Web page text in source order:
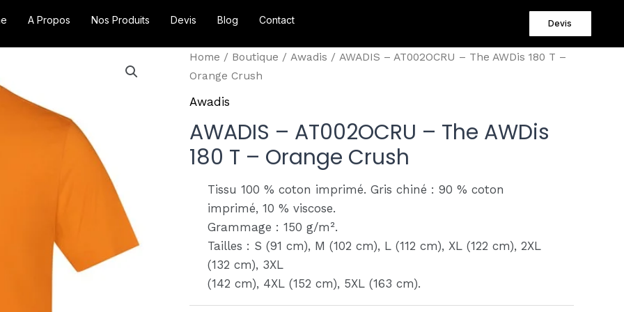
A Propos Nos Produits Devis Blog Contact Devis
Home / Boutique / Awadis / AWADIS – AT002OCRU – The AWDis 180 T –
Orange Crush
Awadis
AWADIS – AT002OCRU – The AWDis
180 T – Orange Crush
Tissu 100 % coton imprimé. Gris chiné : 90 % coton
imprimé, 10 % viscose.
Grammage : 150 g/m².
Tailles : S (91 cm), M (102 cm), L (112 cm), XL (122 cm), 2XL
(132 cm), 3XL
(142 cm), 4XL (152 cm), 5XL (163 cm).